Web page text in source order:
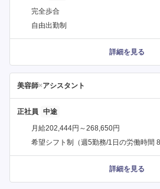
完全歩合
自由出勤制
詳細を見る
美容師×アシスタント
正社員
月給202,444円～268,650円
希望シフト制（週5勤務/1日の労働時間 8
詳細を見る